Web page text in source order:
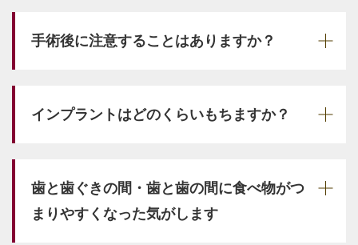
手術後に注意することはありますか？
インプラントはどのくらいもちますか？
歯と歯ぐきの間・歯と歯の間に食べ物がつ
まりやすくなった気がします